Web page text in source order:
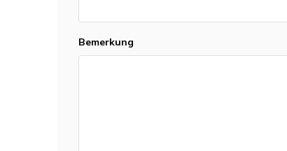
Bemerkung